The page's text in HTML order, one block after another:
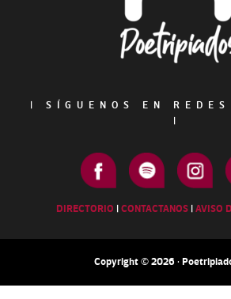
|
SÍGUENOS EN
|
DIRECTORIO |CONTACTANOS |AVISO
Copyright © 2026 ·